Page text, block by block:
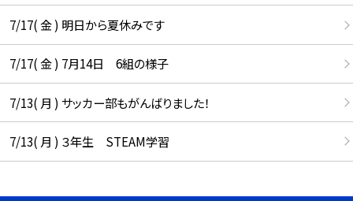
7/17( 金 ) 明日から夏休みです
7/17( 金 ) 7月14日 6組の様子
7/13( 月 ) サッカー部もがんばりました！
7/13( 月 ) ３年生 STEAM学習